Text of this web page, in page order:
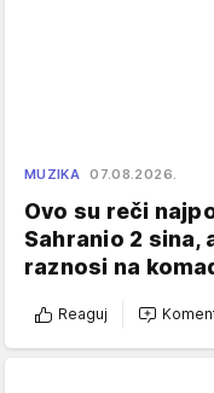
MUZIKA 07.08.2026.
Ovo su reči
Sahranio 2 sina,
raznosi na
Reaguj